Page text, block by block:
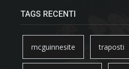
TAGS RECENTI
mcguinnesite traposti